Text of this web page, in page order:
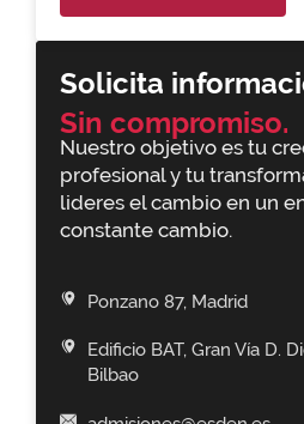
Solicita
Sin compromiso.
Nuestro objetivo es tu
profesional y tu
lideres el cambio en un
constante cambio.
Ponzano 87, Madrid
Edificio BAT, Gran Vía D.
Bilbao